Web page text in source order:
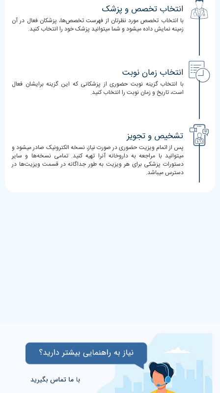
انتخاب تخصص و پزشک
با انتخاب تخصص مورد نظرتان از فهرست تخصص‌ها، پزشکان فعال در آن
زمینه نمایش داده میشود و شما میتوانید پزشک خود را انتخاب کنید.
انتخاب زمان نوبت
با انتخاب گزینه نوبت حضوری از پزشکانی که این گزینه برایشان فعال
است، تاریخ و زمان نوبت را انتخاب کنید.
تشخیص و تجویز
پس از اتمام ویزیت حضوری در صورت نیاز، نسخه الکترونیک صادر میشود و
میتوانید با مراجعه به داروخانه آنرا تهیه کنید. تمامی نسخه‌ها و سایر
دستورات پزشکی برای هر ویزیت به طور جداگانه در قسمت ویزیت‌ها در
دسترس میباشد.